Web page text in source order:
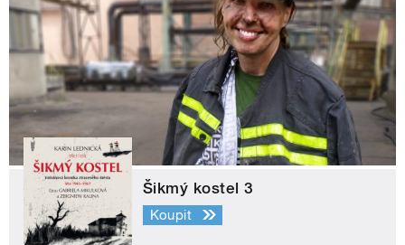
Šikmý kostel 3
Koupit